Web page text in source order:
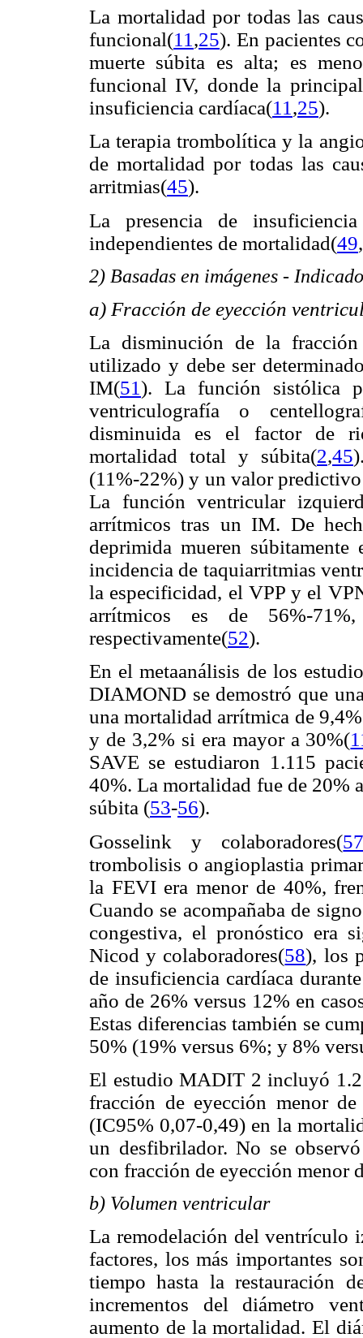
La mortalidad por todas las
funcional(11 ,25). En pacientes
muerte súbita es alta; es
funcional IV, donde la
insuficiencia cardíaca(11 ,25).
La terapia trombolítica y la
de mortalidad por todas las
arritmias(45).
La presencia de
independientes de mortalidad(49,
2) Basadas en imágenes -
a) Fracción de eyección
La disminución de la
utilizado y debe ser
IM(51). La función sistólica
ventriculografía o
disminuida es el factor de
mortalidad total y súbita(2,45
(11%-22%) y un valor
La función ventricular
arrítmicos tras un IM. De
deprimida mueren
incidencia de taquiarritmias
la especificidad, el VPP y el
arrítmicos es de 56%-
respectivamente(52).
En el metaanálisis de los
DIAMOND se demostró que
una mortalidad arrítmica de
y de 3,2% si era mayor a 30%(
SAVE se estudiaron 1.115
40%. La mortalidad fue de 20%
súbita (53-56).
Gosselink y colaboradores(
trombolisis o angioplastia
la FEVI era menor de 40%,
Cuando se acompañaba de
congestiva, el pronóstico era
Nicod y colaboradores(58), los
de insuficiencia cardíaca
año de 26% versus 12% en
Estas diferencias también se
50% (19% versus 6%; y 8%
El estudio MADIT 2 incluyó
fracción de eyección menor
(IC95% 0,07-0,49) en la
un desfibrilador. No se
con fracción de eyección menor
b) Volumen ventricular
La remodelación del ventrículo
factores, los más importantes
tiempo hasta la restauración
incrementos del diámetro
aumento de la mortalidad. El